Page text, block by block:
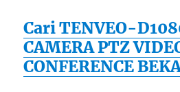
Cari TENVEO-
CAMERA PTZ
CONFERENCE